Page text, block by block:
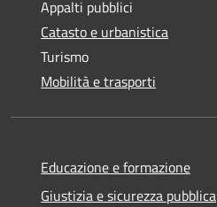
Appalti pubblici
Catasto e urbanistica
Turismo
Mobilità e trasporti
Educazione e formazione
Giustizia e sicurezza pubblica